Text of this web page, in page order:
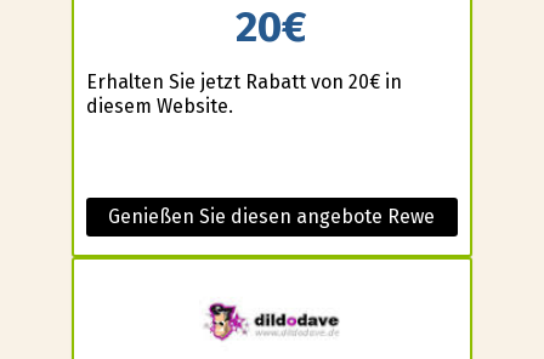
20€
Erhalten Sie jetzt Rabatt von 20€ in
diesem Website.
Genießen Sie diesen angebote Rewe